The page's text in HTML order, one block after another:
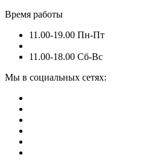
Время работы
11.00-19.00 Пн-Пт
11.00-18.00 Сб-Вс
Мы в социальных сетях: